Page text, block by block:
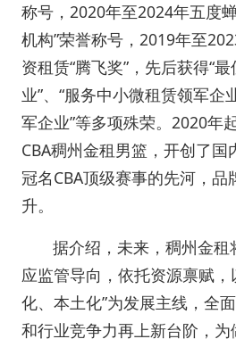
称号，2020年至2024年五度
机构”荣誉称号，2019年至
资租赁“腾飞奖”，先后获得“
业”、“服务中小微租赁领军企
军企业”等多项殊荣。2020年
CBA稠州金租男篮，开创了
冠名CBA顶级赛事的先河，品
升。
据介绍，未来，稠州金
应监管导向，依托资源禀赋，
化、本土化”为发展主线，全
和行业竞争力再上新台阶，为